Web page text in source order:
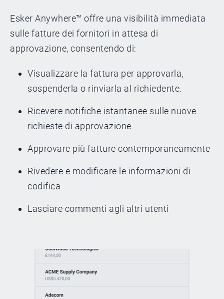
Esker Anywhere™ offre una visibilità immediata
sulle fatture dei fornitori in attesa di
approvazione, consentendo di:
Visualizzare la fattura per approvarla,
sospenderla o rinviarla al richiedente.
Ricevere notifiche istantanee sulle nuove
richieste di approvazione
Approvare più fatture contemporaneamente
Rivedere e modificare le informazioni di
codifica
Lasciare commenti agli altri utenti